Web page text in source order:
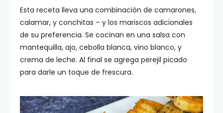
Esta receta lleva una combinación de camarones,
calamar, y conchitas – y los mariscos adicionales
de su preferencia. Se cocinan en una salsa con
mantequilla, ajo, cebolla blanca, vino blanco, y
crema de leche. Al final se agrega perejil picado
para darle un toque de frescura.